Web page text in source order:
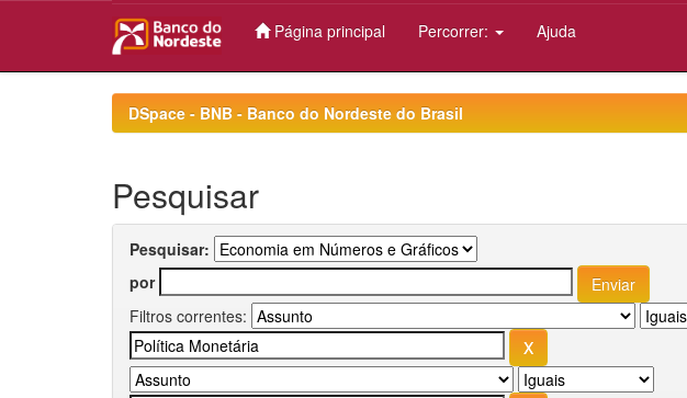
Página principal Percorrer: Ajuda
DSpace - BNB - Banco do Nordeste do Brasil
Pesquisar
Pesquisar:
por
Filtros correntes: